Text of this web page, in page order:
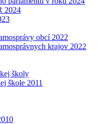
2024
obcí 2022
krajov 2022
školy
škole 2011